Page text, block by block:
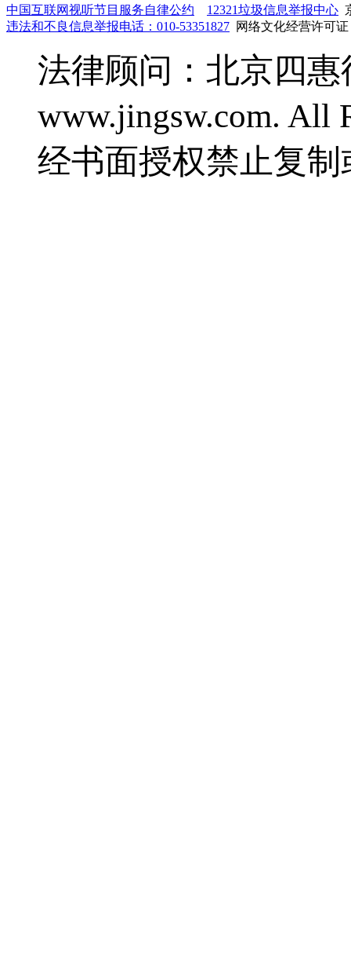
中国互联网视听节目服务自律公约 12321垃圾信息举报中心
违法和不良信息举报电话：010-53351827 网络文化经营许可
法律顾问：北京四
www.jingsw.com. All
经书面授权禁止复